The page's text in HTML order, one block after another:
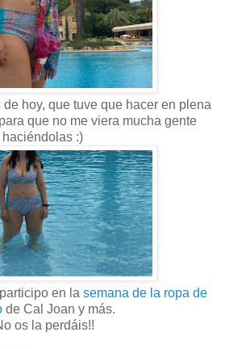
hoy, que tuve que hacer en plena
que no me viera mucha gente
haciéndolas :)
en la semana de la ropa de
de Cal Joan y más.
os la perdáis!!